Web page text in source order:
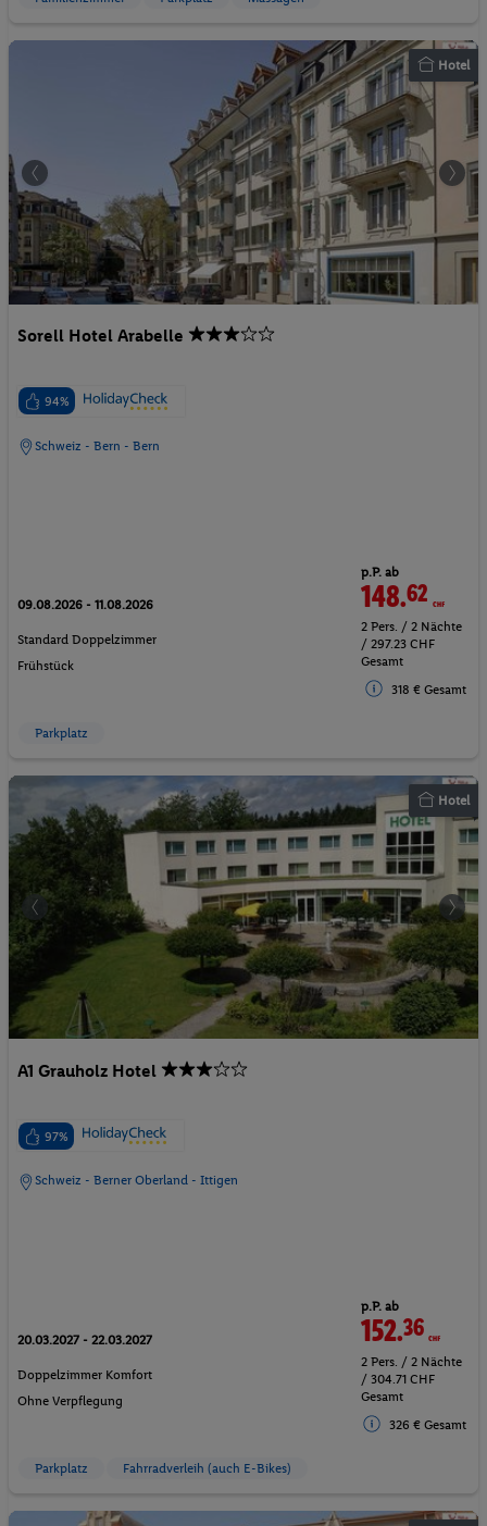
Hotel
Sorell Hotel Arabelle
94%
Schweiz - Bern - Bern
09.08.2026 - 11.08.2026
Standard Doppelzimmer
Frühstück
p.P. ab
148.62 CHF
2 Pers. / 2 Nächte
/ 297.23 CHF
Gesamt
318 € Gesamt
Parkplatz
Hotel
A1 Grauholz Hotel
97%
Schweiz - Berner Oberland - Ittigen
20.03.2027 - 22.03.2027
Doppelzimmer Komfort
Ohne Verpflegung
p.P. ab
152.36CHF
2 Pers. / 2 Nächte
/ 304.71 CHF
Gesamt
326 € Gesamt
Parkplatz Fahrradverleih (auch E-Bikes)